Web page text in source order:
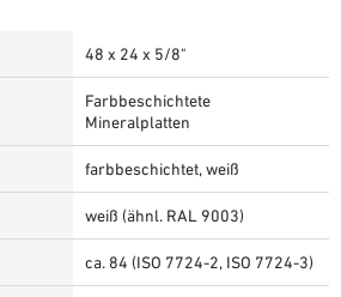
48 x 24 x 5/8"
Farbbeschichtete
Mineralplatten
farbbeschichtet, weiß
weiß (ähnl. RAL 9003)
ca. 84 (ISO 7724-2, ISO 7724-3)